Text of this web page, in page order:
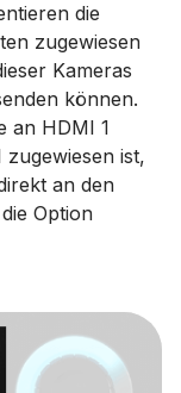
die
zugewiesen
Kameras
können.
an HDMI 1
zugewiesen ist,
an den
Option